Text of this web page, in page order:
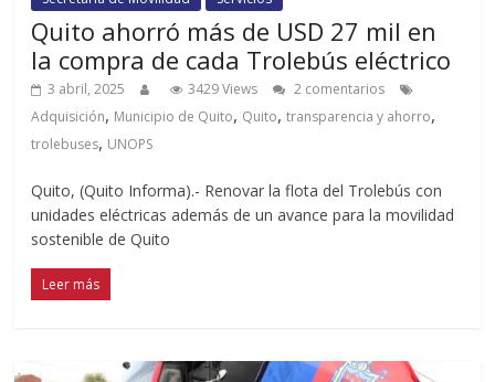
Quito ahorró más de USD 27 mil en
la compra de cada Trolebús eléctrico
3 abril, 2025 3429 Views
2 comentarios
Adquisición, Municipio de Quito, Quito,transparencia y ahorro,
trolebuses, UNOPS
Quito, (Quito Informa).- Renovar la flota del Trolebús con
unidades eléctricas además de un avance para la movilidad
sostenible de Quito
Leer más